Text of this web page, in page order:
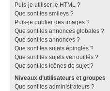
Puis-je utiliser le HTML ?
Que sont les smileys ?
Puis-je publier des images ?
Que sont les annonces globales ?
Que sont les annonces ?
Que sont les sujets épinglés ?
Que sont les sujets verrouillés ?
Que sont les icônes de sujet ?
Niveaux d’utilisateurs et groupes
Que sont les administrateurs ?